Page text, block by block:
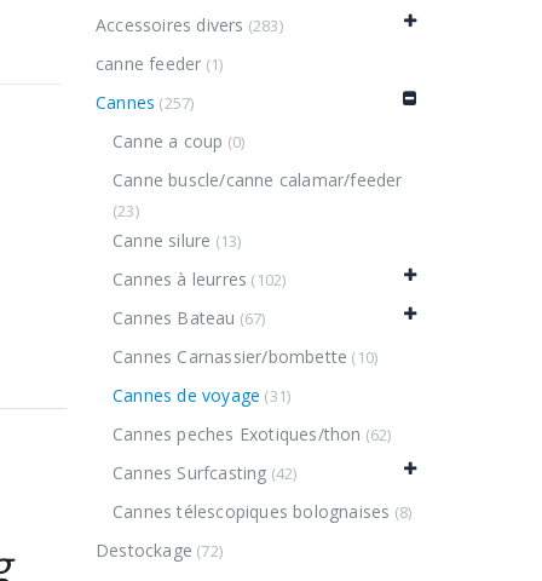
Accessoires divers (283)
canne feeder (1)
Cannes (257)
Canne a coup (0)
Canne buscle/canne calamar/feeder
(23)
Canne silure (13)
Cannes à leurres (102)
Cannes Bateau (67)
Cannes Carnassier/bombette (10)
Cannes de voyage (31)
Cannes peches Exotiques/thon (62)
Cannes Surfcasting (42)
Cannes télescopiques bolognaises (8)
Destockage (72)